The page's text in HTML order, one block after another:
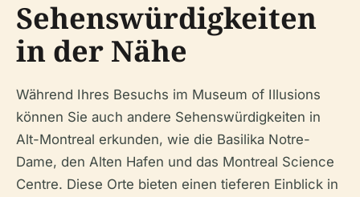
Sehenswürdigkeiten
in der Nähe
Während Ihres Besuchs im Museum of Illusions
können Sie auch andere Sehenswürdigkeiten in
Alt-Montreal erkunden, wie die Basilika Notre-
Dame, den Alten Hafen und das Montreal Science
Centre. Diese Orte bieten einen tieferen Einblick in